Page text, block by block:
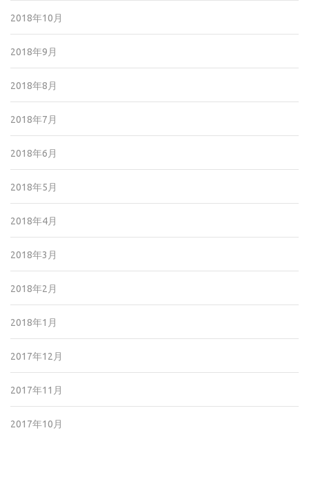
2018年10月
2018年9月
2018年8月
2018年7月
2018年6月
2018年5月
2018年4月
2018年3月
2018年2月
2018年1月
2017年12月
2017年11月
2017年10月